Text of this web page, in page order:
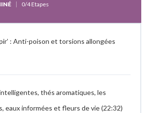
0/4 Etapes
: Anti-poison et torsions allongées
thés aromatiques, les
eaux informées et fleurs de vie (22:32)